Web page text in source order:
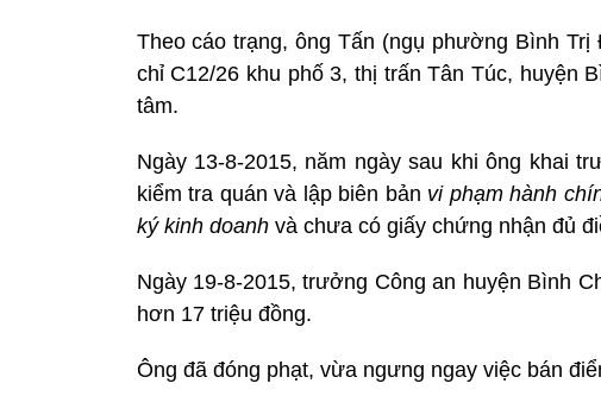
Theo cáo trạng, ông Tấn (ngụ phường Bình
chỉ C12/26 khu phố 3, thị trấn Tân Túc, huyện
tâm.
Ngày 13-8-2015, năm ngày sau khi ông khai
kiểm tra quán và lập biên bản vi phạm hành
ký kinh doanhvà chưa có giấy chứng nhận đủ
Ngày 19-8-2015, trưởng Công an huyện Bình
hơn 17 triệu đồng.
Ông đã đóng phạt, vừa ngưng ngay việc bán